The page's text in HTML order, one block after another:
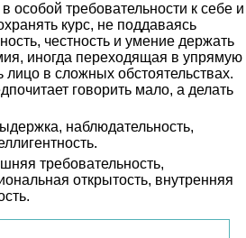
особой требовательности к себе и
курс, не поддаваясь
честность и умение держать
иногда переходящая в упрямую
лицо в сложных обстоятельствах.
говорить мало, а делать
наблюдательность,
требовательность,
открытость, внутренняя